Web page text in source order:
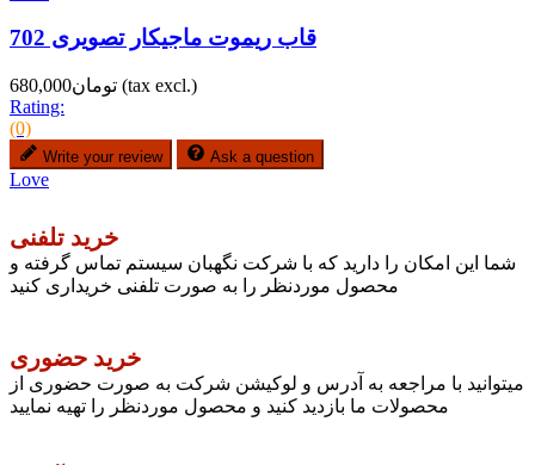
قاب ریموت ماجیکار تصویری 702
تومان680,000 (tax excl.)
Rating:
(0)
Write your review Ask a question
Love
خرید تلفنی
شما این امکان را دارید که با شرکت نگهبان سیستم تماس گرفته و
محصول موردنظر را به صورت تلفنی خریداری کنید
خرید حضوری
میتوانید با مراجعه به آدرس و لوکیشن شرکت به صورت حضوری از
محصولات ما بازدید کنید و محصول موردنظر را تهیه نمایید